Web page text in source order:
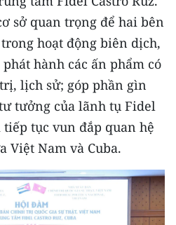
sở quan trọng để hai bên
hoạt động biên dịch,
hành các ấn phẩm có
lịch sử; góp phần gìn
tưởng của lãnh tụ Fidel
tiếp tục vun đắp quan hệ
Việt Nam và Cuba.